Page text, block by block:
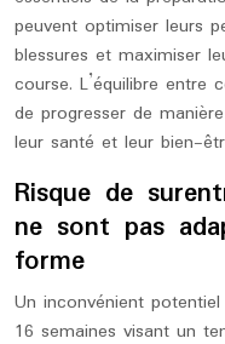
peuvent optimiser leurs
blessures et maximiser
course. L’équilibre entre
de progresser de
leur santé et leur bien-
Risque de
ne sont pas
forme
Un inconvénient
16 semaines visant un